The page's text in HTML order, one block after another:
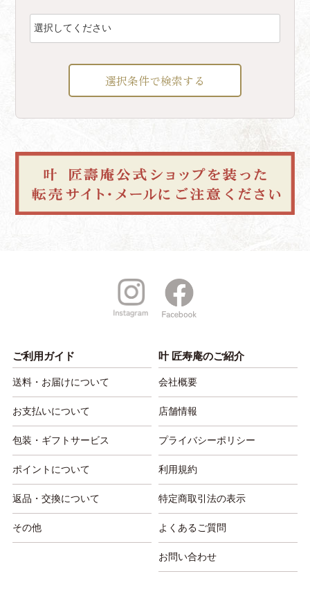
選択条件で検索する
ご利用ガイド
送料・お届けについて
お支払いについて
包装・ギフトサービス
ポイントについて
返品・交換について
その他
叶 匠寿庵のご紹介
会社概要
店舗情報
プライバシーポリシー
利用規約
特定商取引法の表示
よくあるご質問
お問い合わせ